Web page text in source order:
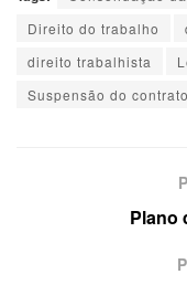
Direito do trabalho
direito trabalhista
Suspensão do
Plano